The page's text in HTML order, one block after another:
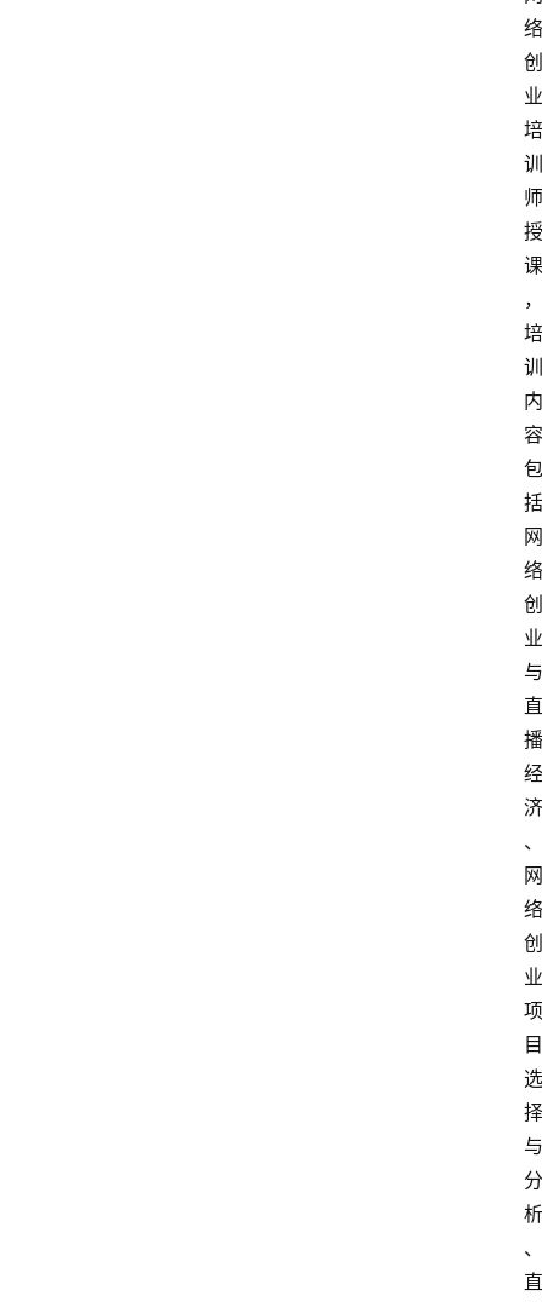
络
创
业
培
训
师
授
课
，
培
训
内
容
包
括
网
络
创
业
与
直
播
经
济
、
网
络
创
业
项
目
选
择
与
分
析
、
直